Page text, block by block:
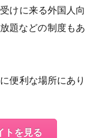
けに来る外国人向
題などの制度もあ
便利な場所にあり
トを見る